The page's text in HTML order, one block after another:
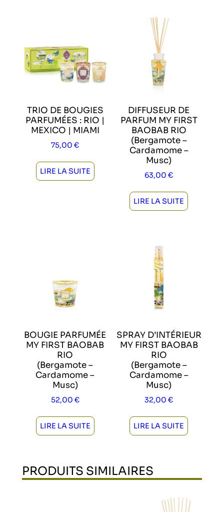
TRIO DE BOUGIES
PARFUMÉES : RIO |
MEXICO | MIAMI
75,00€
LIRE LA SUITE
DIFFUSEUR DE
PARFUM MY FIRST
BAOBAB RIO
(Bergamote –
Cardamome –
Musc)
63,00€
LIRE LA SUITE
BOUGIE PARFUMÉE
MY FIRST BAOBAB
RIO
(Bergamote –
Cardamome –
Musc)
52,00 €
LIRE LA SUITE
SPRAY D’INTÉRIEUR
MY FIRST BAOBAB
RIO
(Bergamote –
Cardamome –
Musc)
32,00€
LIRE LA SUITE
PRODUITS SIMILAIRES